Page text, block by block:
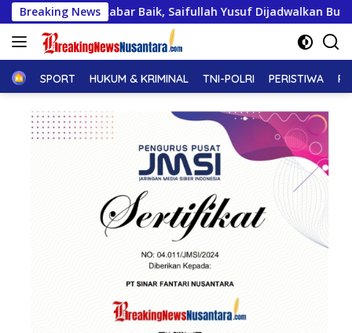
Langsung
ke
konten
Breaking News
Baik, Saifullah Yusuf Dijadwalkan Buka Pacu Jalur 2026
HomeSPORT HUKUM & KRIMINAL TNI-POLRI PERISTIWA